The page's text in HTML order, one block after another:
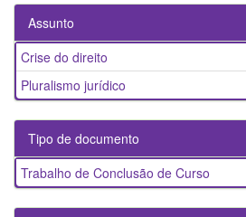
Assunto
Crise do direito
Pluralismo jurídico
Tipo de documento
Trabalho de Conclusão de Curso